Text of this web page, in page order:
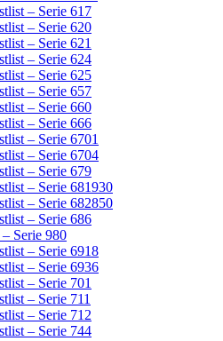
– Serie 617
– Serie 620
– Serie 621
– Serie 624
– Serie 625
– Serie 657
– Serie 660
– Serie 666
– Serie 6701
– Serie 6704
– Serie 679
– Serie 681930
– Serie 682850
– Serie 686
Serie 980
– Serie 6918
– Serie 6936
– Serie 701
– Serie 711
– Serie 712
– Serie 744